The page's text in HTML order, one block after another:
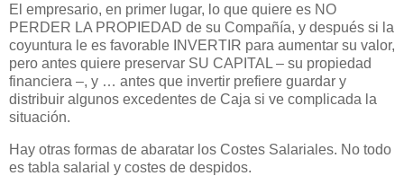
El empresario, en primer lugar, lo que quiere es NO
PERDER LA PROPIEDAD de su Compañía, y después si la
coyuntura le es favorable INVERTIR para aumentar su valor,
pero antes quiere preservar SU CAPITAL – su propiedad
financiera –, y … antes que invertir prefiere guardar y
distribuir algunos excedentes de Caja si ve complicada la
situación.
Hay otras formas de abaratar los Costes Salariales. No todo
es tabla salarial y costes de despidos.